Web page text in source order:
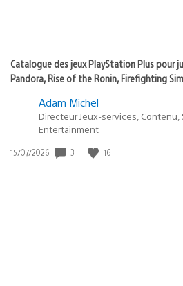
Catalogue des jeux PlayStation Plus pour
Pandora, Rise of the Ronin, Firefighting
Adam Michel
Directeur Jeux-services,
Entertainment
Date
15/07/2026 3 16